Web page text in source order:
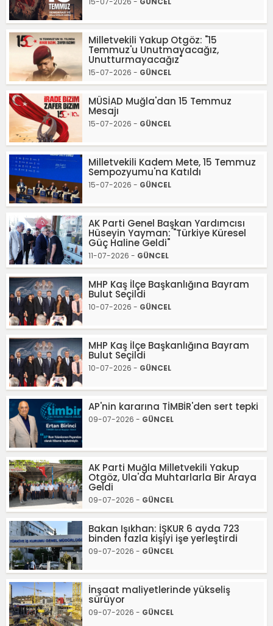
Milletvekili Yakup Otgöz: "15
Temmuz'u Unutmayacağız,
Unutturmayacağız"
15-07-2026 - GÜNCEL
MÜSİAD Muğla'dan 15 Temmuz
Mesajı
15-07-2026 - GÜNCEL
Milletvekili Kadem Mete, 15 Temmuz
Sempozyumu'na Katıldı
15-07-2026 - GÜNCEL
AK Parti Genel Başkan Yardımcısı
Hüseyin Yayman: "Türkiye Küresel
Güç Haline Geldi"
11-07-2026 - GÜNCEL
MHP Kaş İlçe Başkanlığına Bayram
Bulut Seçildi
10-07-2026 - GÜNCEL
MHP Kaş İlçe Başkanlığına Bayram
Bulut Seçildi
10-07-2026 - GÜNCEL
AP'nin kararına TİMBİR'den sert tepki
09-07-2026 - GÜNCEL
AK Parti Muğla Milletvekili Yakup
Otgöz, Ula'da Muhtarlarla Bir Araya
Geldi
09-07-2026 - GÜNCEL
Bakan Işıkhan: İŞKUR 6 ayda 723
binden fazla kişiyi işe yerleştirdi
09-07-2026 - GÜNCEL
İnşaat maliyetlerinde yükseliş
sürüyor
09-07-2026 - GÜNCEL